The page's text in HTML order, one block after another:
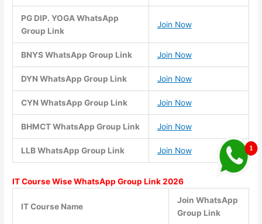
PG DIP. YOGA WhatsApp
Group Link
Join Now
BNYS WhatsApp Group Link Join Now
DYN WhatsApp Group Link Join Now
CYN WhatsApp Group Link Join Now
BHMCT WhatsApp Group Link Join Now
LLB WhatsApp Group Link Join Now
IT Course Wise WhatsApp Group Link 2026
IT Course Name
Join WhatsApp
Group Link